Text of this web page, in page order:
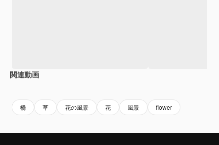
関連動画
橋 草 花の風景 花 風景 flower